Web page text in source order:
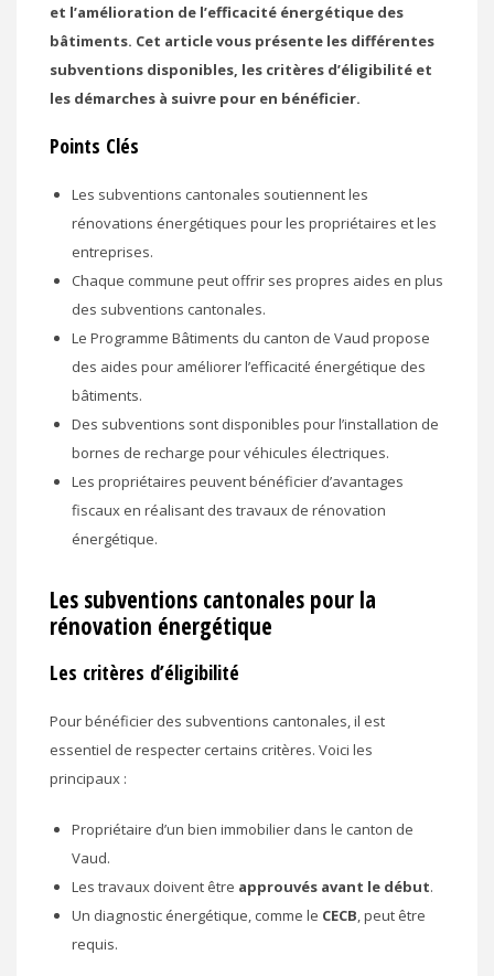
et l’amélioration de l’efficacité énergétique des
bâtiments. Cet article vous présente les différentes
subventions disponibles, les critères d’éligibilité et
les démarches à suivre pour en bénéficier.
Points Clés
Les subventions cantonales soutiennent les
rénovations énergétiques pour les propriétaires et les
entreprises.
Chaque commune peut offrir ses propres aides en plus
des subventions cantonales.
Le Programme Bâtiments du canton de Vaud propose
des aides pour améliorer l’efficacité énergétique des
bâtiments.
Des subventions sont disponibles pour l’installation de
bornes de recharge pour véhicules électriques.
Les propriétaires peuvent bénéficier d’avantages
fiscaux en réalisant des travaux de rénovation
énergétique.
Les subventions cantonales pour la
rénovation énergétique
Les critères d’éligibilité
Pour bénéficier des subventions cantonales, il est
essentiel de respecter certains critères. Voici les
principaux :
Propriétaire d’un bien immobilier dans le canton de
Vaud.
Les travaux doivent être approuvés avant le début.
Un diagnostic énergétique, comme le CECB, peut être
requis.